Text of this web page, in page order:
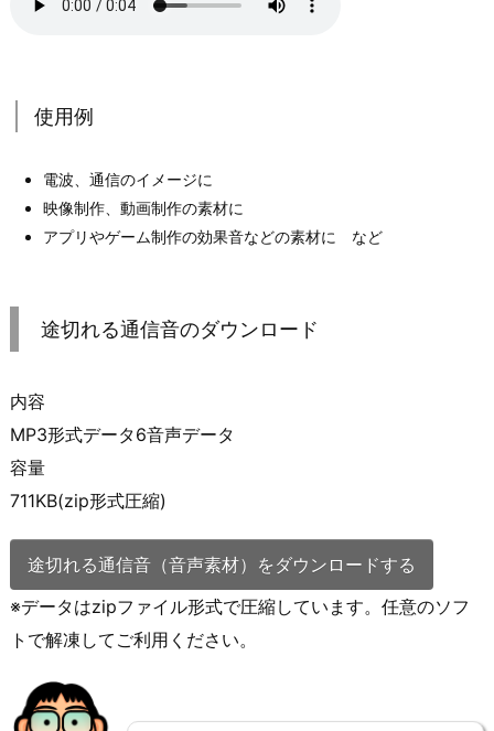
使用例
電波、通信のイメージに
映像制作、動画制作の素材に
アプリやゲーム制作の効果音などの素材に など
途切れる通信音のダウンロード
内容
MP3形式データ6音声データ
容量
711KB(zip形式圧縮)
途切れる通信音（音声素材）をダウンロードする
※データはzipファイル形式で圧縮しています。任意のソフ
トで解凍してご利用ください。